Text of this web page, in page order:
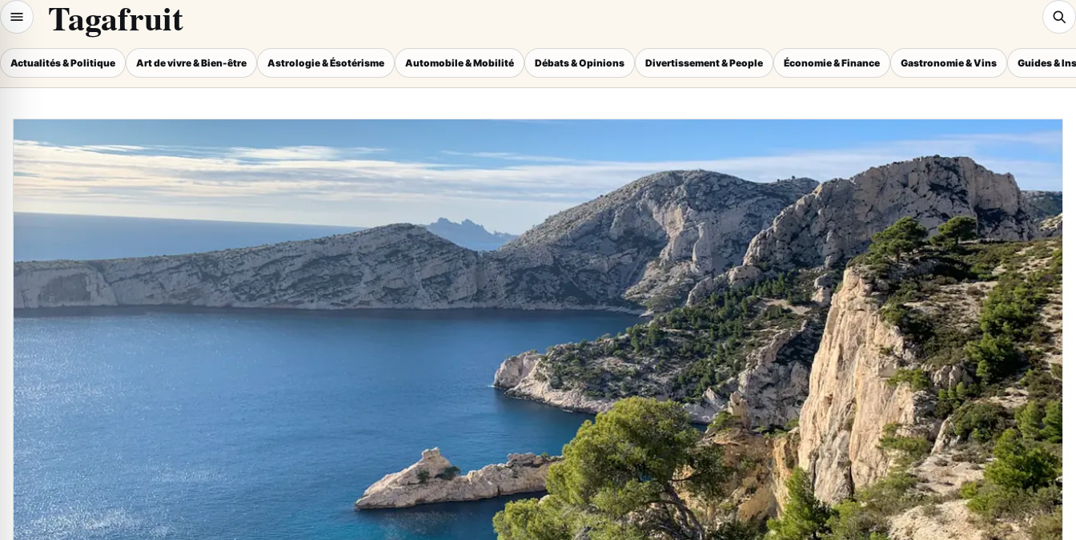
Tagafruit
Actualités & Politique Art de vivre & Bien-être Astrologie & Ésotérisme Automobile & Mobilité Débats & Opinions Divertissement & People Économie & Finance Gastronomie & Vins Guides &